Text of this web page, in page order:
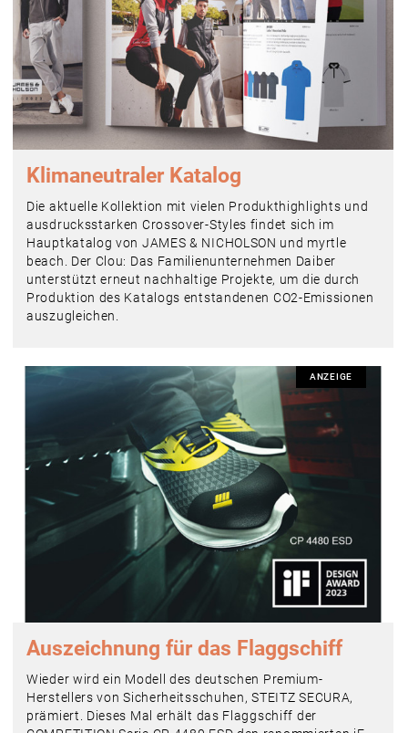
Klimaneutraler Katalog
Die aktuelle Kollektion mit vielen Produkthighlights und
ausdrucksstarken Crossover-Styles findet sich im
Hauptkatalog von JAMES & NICHOLSON und myrtle
beach. Der Clou: Das Familienunternehmen Daiber
unterstützt erneut nachhaltige Projekte, um die durch
Produktion des Katalogs entstandenen CO2-Emissionen
auszugleichen.
ANZEIGE
Auszeichnung für das ­Flaggschiff
Wieder wird ein Modell des deutschen Premium-
Herstellers von Sicherheitsschuhen, STEITZ SECURA,
prämiert. Dieses Mal erhält das Flaggschiff der